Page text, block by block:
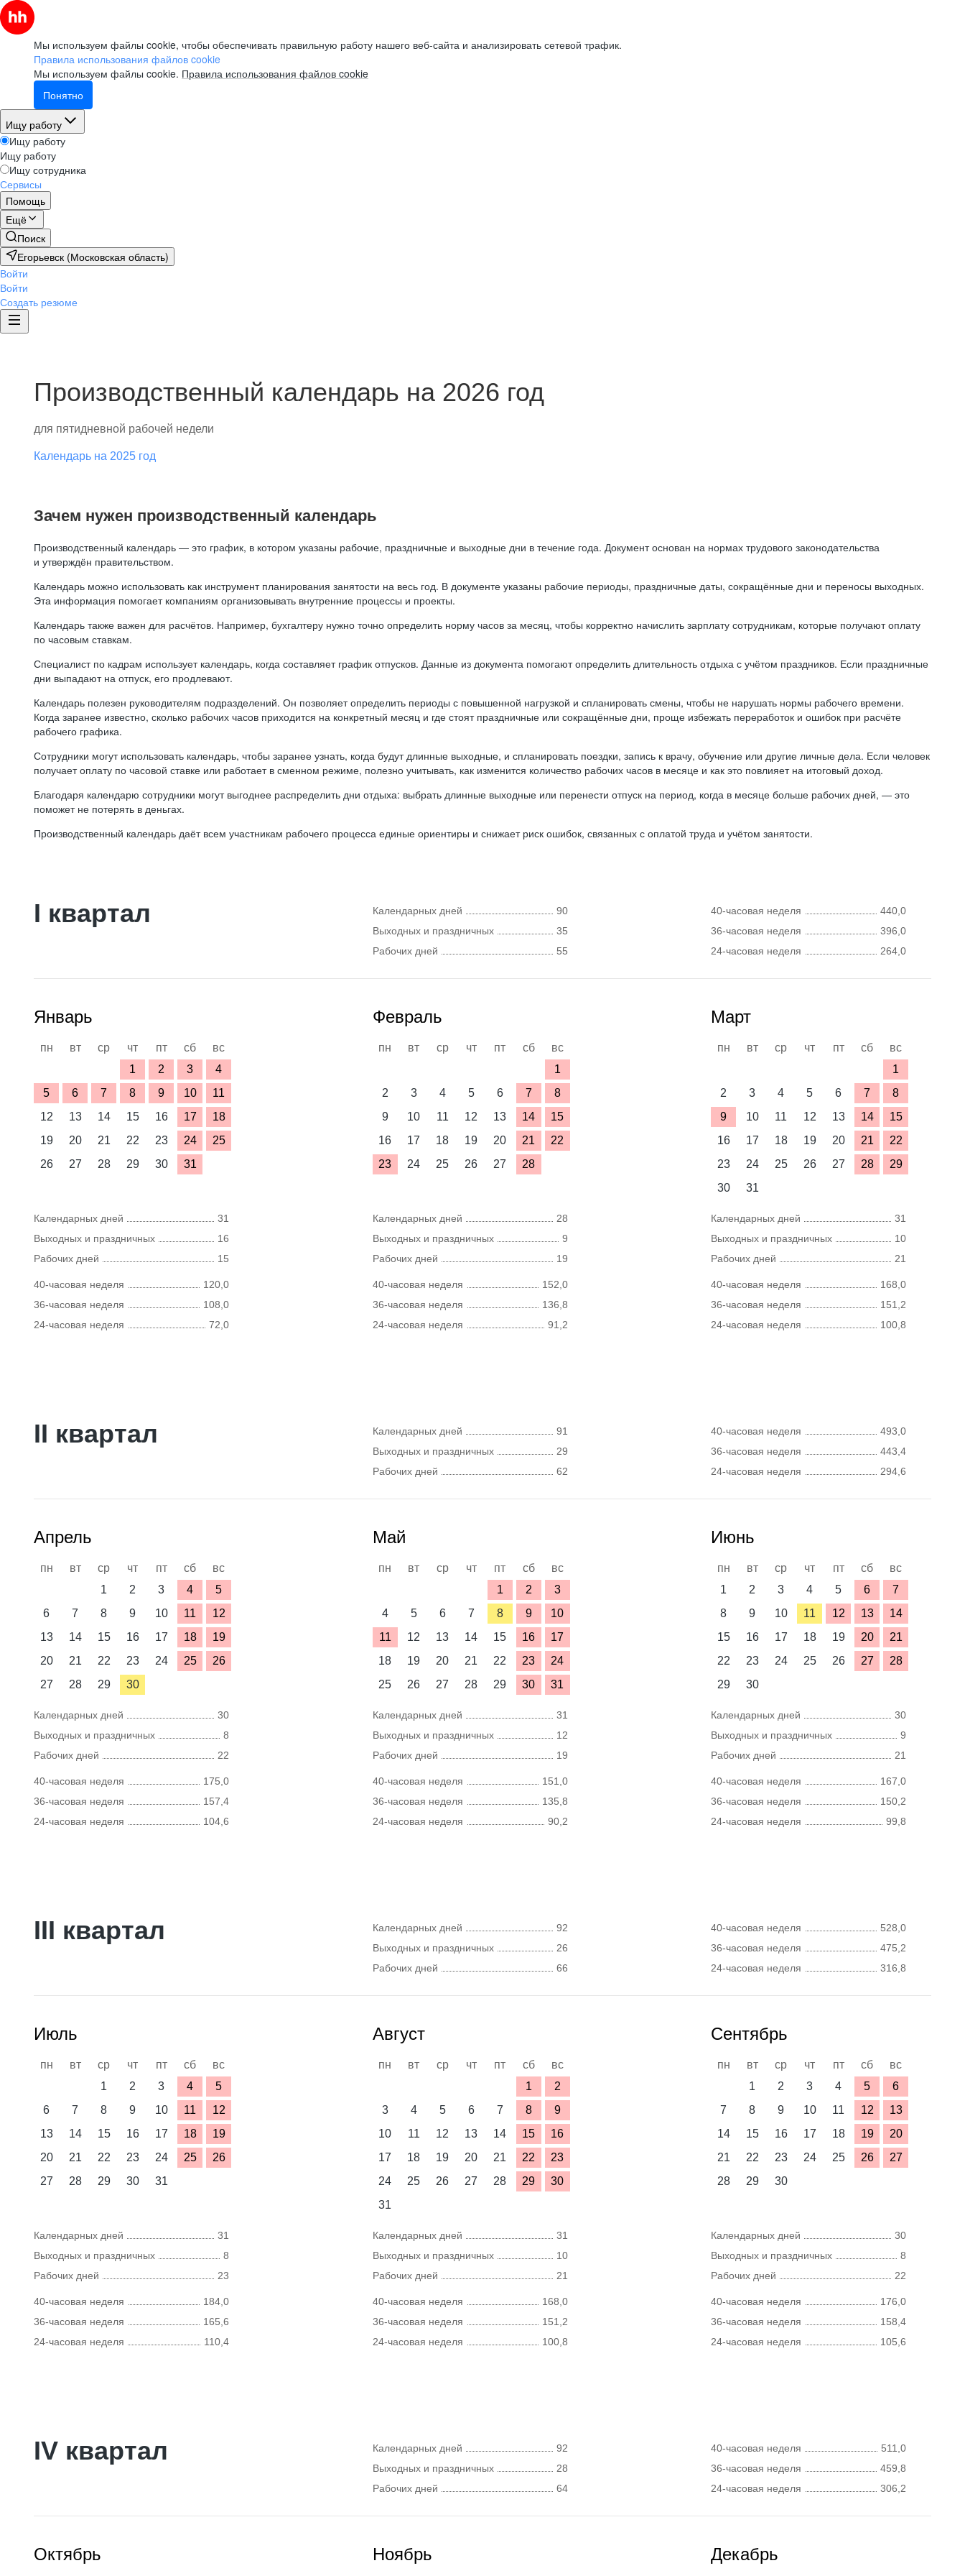
Мы используем файлы cookie, чтобы обеспечивать правильную работу нашего веб-сайта и анализировать сетевой трафик.
Правила использования файлов cookie
Мы используем файлы cookie. Правила использования файлов cookie
Понятно
Ищу работу
Ищу работу
Ищу работу
Ищу сотрудника
Сервисы
Помощь
Ещё
Поиск
Егорьевск (Московская область)
Войти
Войти
Создать резюме
Производственный календарь на 2026 год
для пятидневной рабочей недели
Календарь на 2025 год
Зачем нужен производственный календарь
Производственный календарь — это график, в котором указаны рабочие, праздничные и выходные дни в течение года. Документ основан на нормах трудового законодательства
и утверждён правительством.
Календарь можно использовать как инструмент планирования занятости на весь год. В документе указаны рабочие периоды, праздничные даты, сокращённые дни и переносы выходных.
Эта информация помогает компаниям организовывать внутренние процессы и проекты.
Календарь также важен для расчётов. Например, бухгалтеру нужно точно определить норму часов за месяц, чтобы корректно начислить зарплату сотрудникам, которые получают оплату
по часовым ставкам.
Специалист по кадрам использует календарь, когда составляет график отпусков. Данные из документа помогают определить длительность отдыха с учётом праздников. Если праздничные
дни выпадают на отпуск, его продлевают.
Календарь полезен руководителям подразделений. Он позволяет определить периоды с повышенной нагрузкой и спланировать смены, чтобы не нарушать нормы рабочего времени.
Когда заранее известно, сколько рабочих часов приходится на конкретный месяц и где стоят праздничные или сокращённые дни, проще избежать переработок и ошибок при расчёте
рабочего графика.
Сотрудники могут использовать календарь, чтобы заранее узнать, когда будут длинные выходные, и спланировать поездки, запись к врачу, обучение или другие личные дела. Если человек
получает оплату по часовой ставке или работает в сменном режиме, полезно учитывать, как изменится количество рабочих часов в месяце и как это повлияет на итоговый доход.
Благодаря календарю сотрудники могут выгоднее распределить дни отдыха: выбрать длинные выходные или перенести отпуск на период, когда в месяце больше рабочих дней, — это
поможет не потерять в деньгах.
Производственный календарь даёт всем участникам рабочего процесса единые ориентиры и снижает риск ошибок, связанных с оплатой труда и учётом занятости.
I квартал Календарных дней
90
Выходных и праздничных
35
Рабочих дней
55
40-часовая неделя
440,0
36-часовая неделя
396,0
24-часовая неделя
264,0
Январь
пн вт ср чт пт сб
вс
1
2 3
4
5
6 7 8 9 10
11
12
13 14 15 16 17
18
19
20 21 22 23 24
25
26
27 28 29 30 31
Календарных дней
31
Выходных и праздничных
16
Рабочих дней
15
40-часовая неделя
120,0
36-часовая неделя
108,0
24-часовая неделя
72,0
Февраль
пн вт ср чт пт сб
вс
1
2
3 4 5 6 7
8
9
10 11 12 13 14
15
16
17 18 19 20 21
22
23
24 25 26 27 28
Календарных дней
28
Выходных и праздничных
9
Рабочих дней
19
40-часовая неделя
152,0
36-часовая неделя
136,8
24-часовая неделя
91,2
Март
пн вт ср чт пт сб
вс
1
2
3 4 5 6 7
8
9
10 11 12 13 14
15
16
17 18 19 20 21
22
23
24 25 26 27 28
29
30
31
Календарных дней
31
Выходных и праздничных
10
Рабочих дней
21
40-часовая неделя
168,0
36-часовая неделя
151,2
24-часовая неделя
100,8
II квартал Календарных дней
91
Выходных и праздничных
29
Рабочих дней
62
40-часовая неделя
493,0
36-часовая неделя
443,4
24-часовая неделя
294,6
Апрель
пн вт ср чт пт сб
вс
1
2 3 4
5
6
7 8 9 10 11
12
13
14 15 16 17 18
19
20
21 22 23 24 25
26
27
28 29 30
Календарных дней
30
Выходных и праздничных
8
Рабочих дней
22
40-часовая неделя
175,0
36-часовая неделя
157,4
24-часовая неделя
104,6
Май
пн вт ср чт пт сб
вс
1
2
3
4
5 6 7 8 9
10
11
12 13 14 15 16
17
18
19 20 21 22 23
24
25
26 27 28 29 30 31
Календарных дней
31
Выходных и праздничных
12
Рабочих дней
19
40-часовая неделя
151,0
36-часовая неделя
135,8
24-часовая неделя
90,2
Июнь
пн вт ср чт пт сб
вс
1
2 3 4 5 6
7
8
9 10 11 12 13
14
15
16 17 18 19 20
21
22
23 24 25 26 27
28
29
30
Календарных дней
30
Выходных и праздничных
9
Рабочих дней
21
40-часовая неделя
167,0
36-часовая неделя
150,2
24-часовая неделя
99,8
III квартал Календарных дней
92
Выходных и праздничных
26
Рабочих дней
66
40-часовая неделя
528,0
36-часовая неделя
475,2
24-часовая неделя
316,8
Июль
пн вт ср чт пт сб
вс
1
2 3 4
5
6
7 8 9 10 11
12
13
14 15 16 17 18
19
20
21 22 23 24 25
26
27
28 29 30 31
Календарных дней
31
Выходных и праздничных
8
Рабочих дней
23
40-часовая неделя
184,0
36-часовая неделя
165,6
24-часовая неделя
110,4
Август
пн вт ср чт пт сб
вс
1
2
3
4 5 6 7 8
9
10
11 12 13 14 15
16
17
18 19 20 21 22
23
24
25 26 27 28 29
30
31
Календарных дней
31
Выходных и праздничных
10
Рабочих дней
21
40-часовая неделя
168,0
36-часовая неделя
151,2
24-часовая неделя
100,8
Сентябрь
пн вт ср чт пт сб
вс
1
2 3 4 5
6
7
8 9 10 11 12
13
14
15 16 17 18 19
20
21
22 23 24 25 26
27
28
29 30
Календарных дней
30
Выходных и праздничных
8
Рабочих дней
22
40-часовая неделя
176,0
36-часовая неделя
158,4
24-часовая неделя
105,6
IV квартал Календарных дней
92
Выходных и праздничных
28
Рабочих дней
64
40-часовая неделя
511,0
36-часовая неделя
459,8
24-часовая неделя
306,2
Октябрь Ноябрь Декабрь